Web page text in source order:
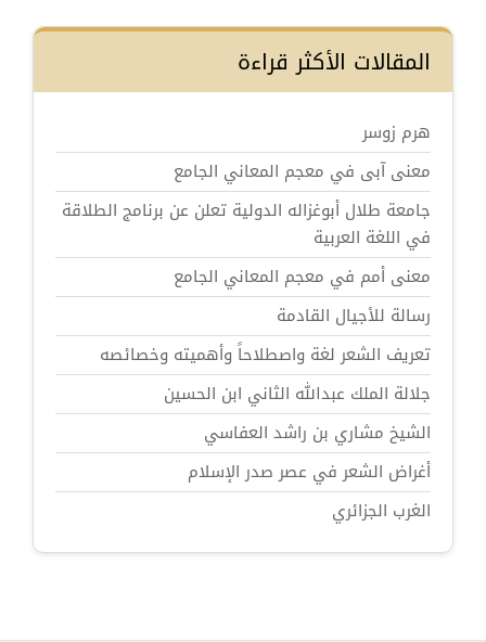
المقالات الأكثر قراءة
هرم زوسر
معنى آبى في معجم المعاني الجامع
جامعة طلال أبوغزاله الدولية تعلن عن برنامج الطلاقة
في اللغة العربية
معنى أمم في معجم المعاني الجامع
رسالة للأجيال القادمة
تعريف الشعر لغة واصطلاحاً وأهميته وخصائصه
جلالة الملك عبدالله الثاني ابن الحسين
الشيخ مشاري بن راشد العفاسي
أغراض الشعر في عصر صدر الإسلام
الغرب الجزائري